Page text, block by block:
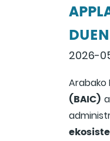
2026-
Arabako
(BAIC)